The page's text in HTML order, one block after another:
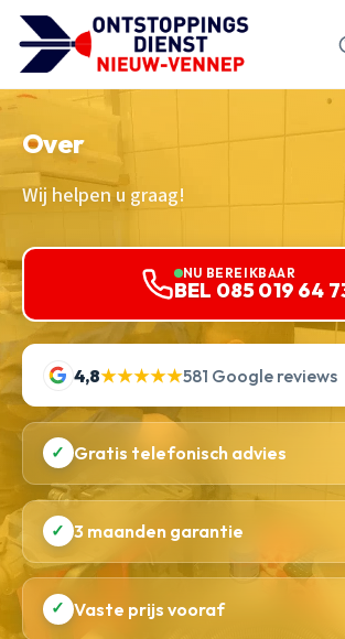
Over
Wij helpen u graag!
NU BEREIKBAAR
BEL 085 019 64
4,8★★★★★581 Google reviews
✓ Gratis telefonisch advies
✓ 3 maanden garantie
✓ Vaste prijs vooraf